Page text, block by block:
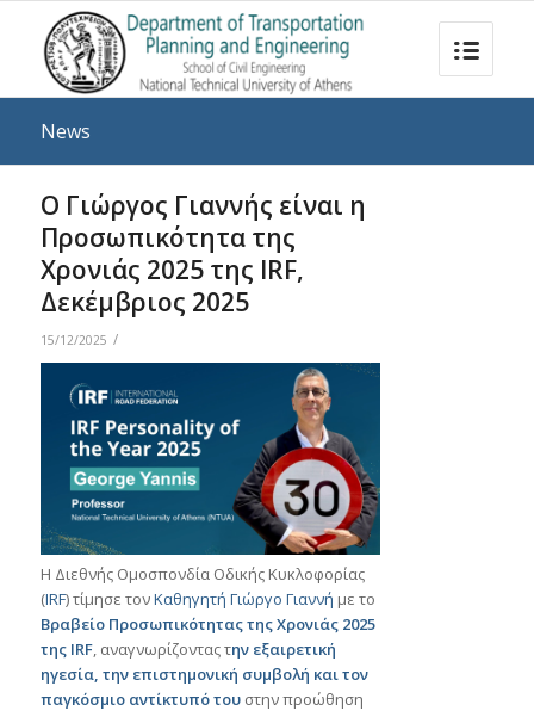
News
Ο Γιώργος Γιαννής είναι η
Προσωπικότητα της
Χρονιάς 2025 της IRF,
Δεκέμβριος 2025
15/12/2025 /
Η Διεθνής Ομοσπονδία Οδικής Κυκλοφορίας
(IRF) τίμησε τονΚαθηγητή Γιώργο Γιαννή με το
Βραβείο Προσωπικότητας της Χρονιάς 2025
της IRF, αναγνωρίζοντας την εξαιρετική
ηγεσία, την επιστημονική συμβολή και τον
παγκόσμιο αντίκτυπό τουστην προώθηση